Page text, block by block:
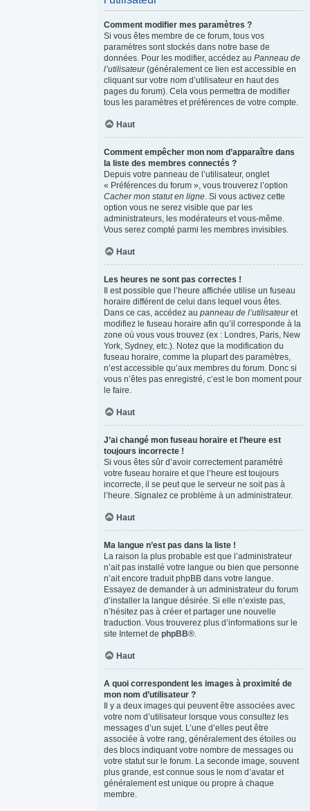
Comment modifier mes paramètres ?
Si vous êtes membre de ce forum, tous vos
paramètres sont stockés dans notre base de
données. Pour les modifier, accédez au Panneau de
l’utilisateur(généralement ce lien est accessible en
cliquant sur votre nom d’utilisateur en haut des
pages du forum). Cela vous permettra de modifier
tous les paramètres et préférences de votre compte.
Haut
Comment empêcher mon nom d’apparaître dans
la liste des membres connectés ?
Depuis votre panneau de l’utilisateur, onglet
« Préférences du forum », vous trouverez l’option
Cacher mon statut en ligne. Si vous activez cette
option vous ne serez visible que par les
administrateurs, les modérateurs et vous-même.
Vous serez compté parmi les membres invisibles.
Haut
Les heures ne sont pas correctes !
Il est possible que l’heure affichée utilise un fuseau
horaire différent de celui dans lequel vous êtes.
Dans ce cas, accédez au panneau de l’utilisateuret
modifiez le fuseau horaire afin qu’il corresponde à la
zone où vous vous trouvez (ex : Londres, Paris, New
York, Sydney, etc.). Notez que la modification du
fuseau horaire, comme la plupart des paramètres,
n’est accessible qu’aux membres du forum. Donc si
vous n’êtes pas enregistré, c’est le bon moment pour
le faire.
Haut
J’ai changé mon fuseau horaire et l’heure est
toujours incorrecte !
Si vous êtes sûr d’avoir correctement paramétré
votre fuseau horaire et que l’heure est toujours
incorrecte, il se peut que le serveur ne soit pas à
l’heure. Signalez ce problème à un administrateur.
Haut
Ma langue n’est pas dans la liste !
La raison la plus probable est que l’administrateur
n’ait pas installé votre langue ou bien que personne
n’ait encore traduit phpBB dans votre langue.
Essayez de demander à un administrateur du forum
d’installer la langue désirée. Si elle n’existe pas,
n’hésitez pas à créer et partager une nouvelle
traduction. Vous trouverez plus d’informations sur le
site Internet de phpBB®.
Haut
A quoi correspondent les images à proximité de
mon nom d’utilisateur ?
Il y a deux images qui peuvent être associées avec
votre nom d’utilisateur lorsque vous consultez les
messages d’un sujet. L’une d’elles peut être
associée à votre rang, généralement des étoiles ou
des blocs indiquant votre nombre de messages ou
votre statut sur le forum. La seconde image, souvent
plus grande, est connue sous le nom d’avatar et
généralement est unique ou propre à chaque
membre.